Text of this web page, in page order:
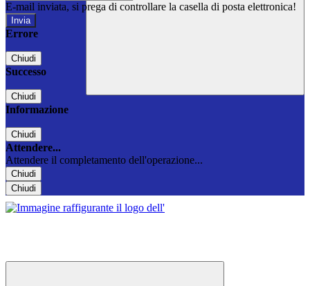
E-mail inviata, si prega di controllare la casella di posta elettronica!
Errore
Chiudi
Successo
Chiudi
Informazione
Chiudi
Attendere...
Attendere il completamento dell'operazione...
Chiudi
Chiudi